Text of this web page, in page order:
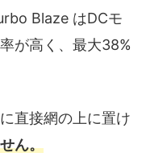
Blaze はDCモ
が高く、最大38%
直接網の上に置け
ん。